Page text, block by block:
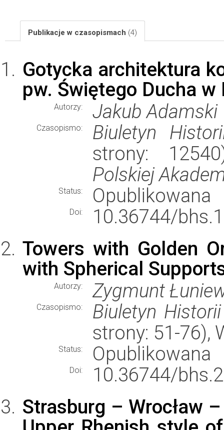
Publikacje w czasopismach (4)
Gotycka architektura
pw. Świętego Ducha w
Autorzy: Jakub Adamski
Czasopismo:
Biuletyn
strony:
Polskiej
Status: Opublikowana
Doi:
10.36744/
Towers with Golden
with Spherical
Autorzy: Zygmunt
Czasopismo:
Biuletyn
strony: 51-76),
Status: Opublikowana
Doi:
10.36744/
Strasburg – Wrocław